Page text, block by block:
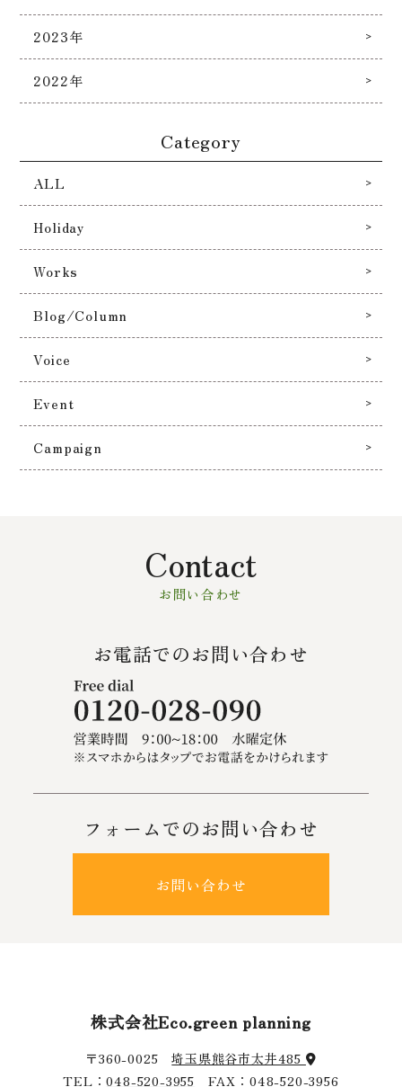
2023年
2022年
Category
ALL
Holiday
Works
Blog/Column
Voice
Event
Campaign
Contact
お問い合わせ
お電話でのお問い合わせ
フォームでのお問い合わせ
お問い合わせ
株式会社Eco.green planning
〒360-0025埼玉県熊谷市太井485
TEL：048-520-3955 FAX：048-520-3956